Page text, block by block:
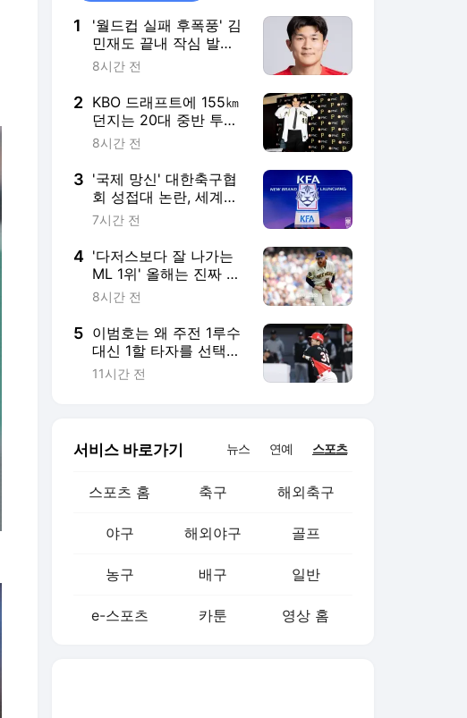
1
'월드컵 실패 후폭풍' 김
민재도 끝내 작심 발
언..."하고자 하는 축구가
8시간 전
2 KBO 드래프트에 155㎞
던지는 20대 중반 투수
등장한다고? “도대체 무
8시간 전
3 '국제 망신' 대한축구협
회 성접대 논란, 세계로
퍼진다...2002 4강 신화
란 재소환'
7시간 전
4 '다저스보다 잘 나가는
ML 1위' 올해는 진짜 우
승? 벌써 159km 트레이
8시간 전
5 이범호는 왜 주전 1루수
대신 1할 타자를 선택했
나… 복잡한 그림 있으
11시간 전
서비스 바로가기 뉴스 연예 스포츠
스포츠 홈 축구 해외축구
야구 해외야구 골프
농구 배구 일반
e-스포츠 카툰 영상 홈